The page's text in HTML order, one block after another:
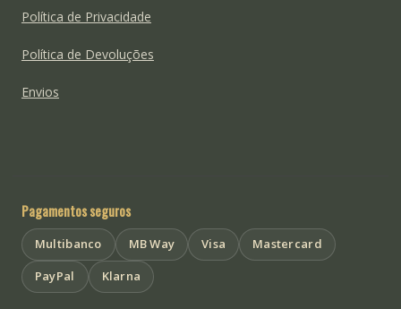
Política de Privacidade
Política de Devoluções
Envios
Pagamentos seguros
Multibanco MB Way Visa
Mastercard
PayPal
Klarna